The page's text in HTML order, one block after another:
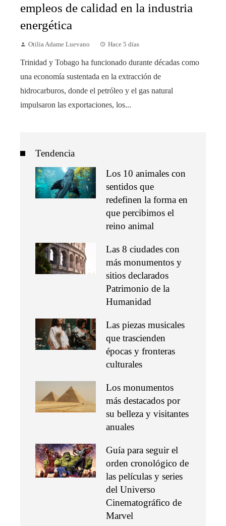
empleos de calidad en la industria
energética
Otilia Adame Luevano Hace 5 días
Trinidad y Tobago ha funcionado durante décadas como
una economía sustentada en la extracción de
hidrocarburos, donde el petróleo y el gas natural
impulsaron las exportaciones, los...
Tendencia
Los 10 animales con
sentidos que
redefinen la forma en
que percibimos el
reino animal
Las 8 ciudades con
más monumentos y
sitios declarados
Patrimonio de la
Humanidad
Las piezas musicales
que trascienden
épocas y fronteras
culturales
Los monumentos
más destacados por
su belleza y visitantes
anuales
Guía para seguir el
orden cronológico de
las películas y series
del Universo
Cinematográfico de
Marvel